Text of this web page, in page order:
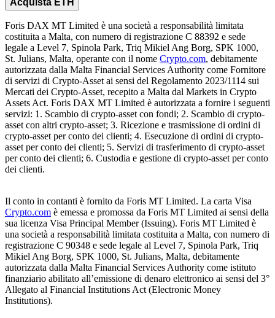
Foris DAX MT Limited è una società a responsabilità limitata
costituita a Malta, con numero di registrazione C 88392 e sede
legale a Level 7, Spinola Park, Triq Mikiel Ang Borg, SPK 1000,
St. Julians, Malta, operante con il nome Crypto.com, debitamente
autorizzata dalla Malta Financial Services Authority come Fornitore
di servizi di Crypto-Asset ai sensi del Regolamento 2023/1114 sui
Mercati dei Crypto-Asset, recepito a Malta dal Markets in Crypto
Assets Act. Foris DAX MT Limited è autorizzata a fornire i seguenti
servizi: 1. Scambio di crypto-asset con fondi; 2. Scambio di crypto-
asset con altri crypto-asset; 3. Ricezione e trasmissione di ordini di
crypto-asset per conto dei clienti; 4. Esecuzione di ordini di crypto-
asset per conto dei clienti; 5. Servizi di trasferimento di crypto-asset
per conto dei clienti; 6. Custodia e gestione di crypto-asset per conto
dei clienti.
Il conto in contanti è fornito da Foris MT Limited. La carta Visa
Crypto.com è emessa e promossa da Foris MT Limited ai sensi della
sua licenza Visa Principal Member (Issuing). Foris MT Limited è
una società a responsabilità limitata costituita a Malta, con numero di
registrazione C 90348 e sede legale al Level 7, Spinola Park, Triq
Mikiel Ang Borg, SPK 1000, St. Julians, Malta, debitamente
autorizzata dalla Malta Financial Services Authority come istituto
finanziario abilitato all’emissione di denaro elettronico ai sensi del 3°
Allegato al Financial Institutions Act (Electronic Money
Institutions).